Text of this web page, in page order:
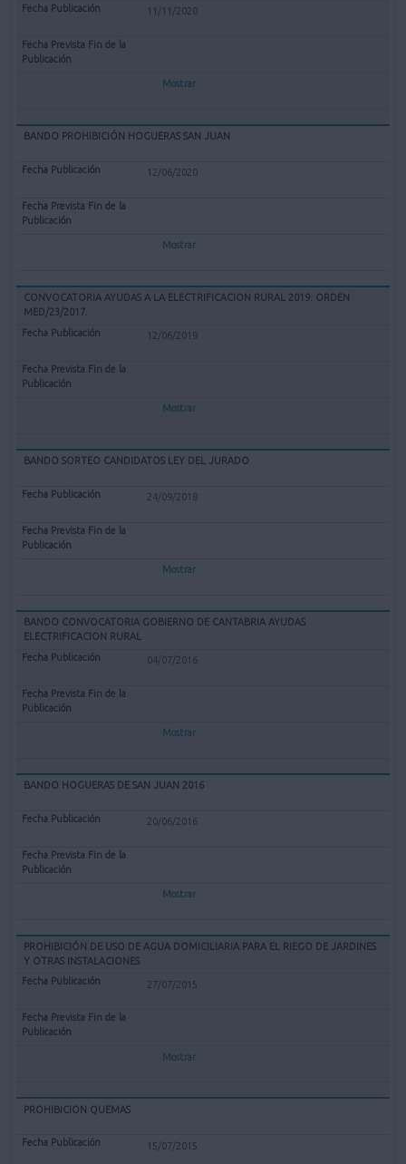
11/11/2020
Mostrar
BANDO PROHIBICIÓN HOGUERAS SAN JUAN
12/06/2020
Mostrar
CONVOCATORIA AYUDAS A LA ELECTRIFICACION RURAL 2019. ORDEN
MED/23/2017.
12/06/2019
Mostrar
BANDO SORTEO CANDIDATOS LEY DEL JURADO
24/09/2018
Mostrar
BANDO CONVOCATORIA GOBIERNO DE CANTABRIA AYUDAS
ELECTRIFICACION RURAL
04/07/2016
Mostrar
BANDO HOGUERAS DE SAN JUAN 2016
20/06/2016
Mostrar
PROHIBICIÓN DE USO DE AGUA DOMICILIARIA PARA EL RIEGO DE JARDINES
Y OTRAS INSTALACIONES
27/07/2015
Mostrar
PROHIBICION QUEMAS
15/07/2015